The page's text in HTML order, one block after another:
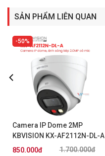
SẢN PHẨM LIÊN QUAN
50%
Camera IP Dome 2MP
KBVISION KX-AF2112N-DL-A
1.700.000đ
850.000đ